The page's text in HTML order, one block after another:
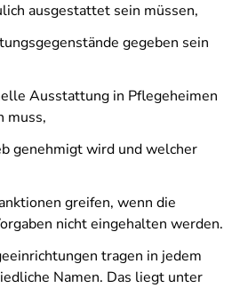
ausgestattet sein müssen,
gegeben sein
Ausstattung in Pflegeheimen
muss,
genehmigt wird und welcher
greifen, wenn die
nicht eingehalten werden.
tragen in jedem
Namen. Das liegt unter